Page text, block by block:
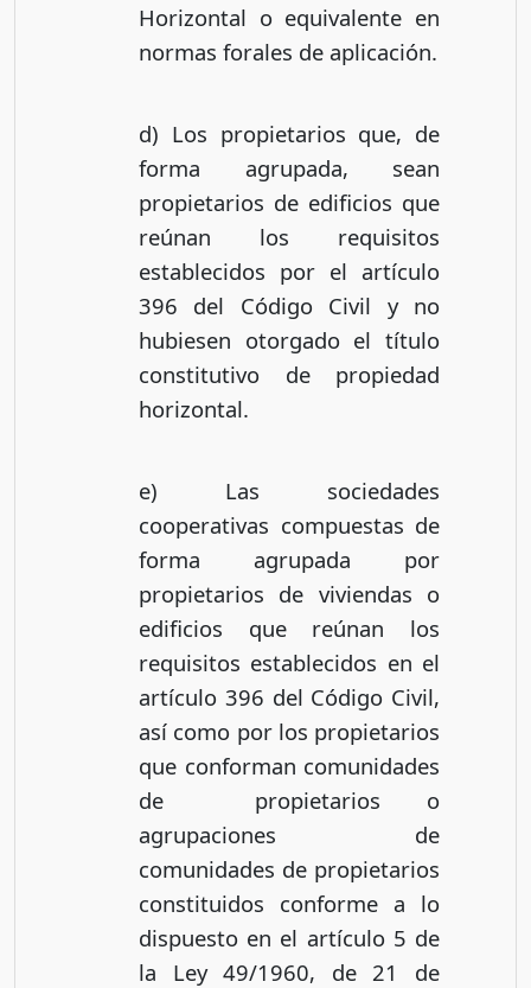
Horizontal o equivalente en
normas forales de aplicación.
d) Los propietarios que, de
forma agrupada, sean
propietarios de edificios que
reúnan los requisitos
establecidos por el artículo
396 del Código Civil y no
hubiesen otorgado el título
constitutivo de propiedad
horizontal.
e) Las sociedades
cooperativas compuestas de
forma agrupada por
propietarios de viviendas o
edificios que reúnan los
requisitos establecidos en el
artículo 396 del Código Civil,
así como por los propietarios
que conforman comunidades
de propietarios o
agrupaciones de
comunidades de propietarios
constituidos conforme a lo
dispuesto en el artículo 5 de
la Ley 49/1960, de 21 de